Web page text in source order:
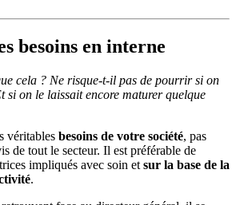
besoins en interne
cela ? Ne risque-t-il pas de pourrir si on
si on le laissait encore maturer quelque
véritables besoins de votre société, pas
de tout le secteur. Il est préférable de
impliqués avec soin et sur la base de la
.